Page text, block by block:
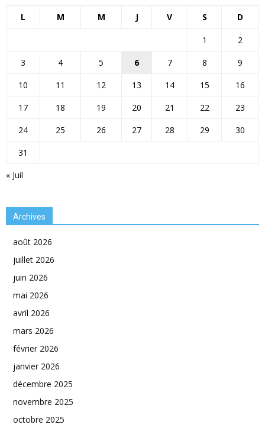
L M M J V S D
« Juil
1
2
3
4 5 6 7 8
9
10
11 12 13 14 15
16
17
18 19 20 21 22
23
24
25 26 27 28 29
30
31
Archives
août 2026
juillet 2026
juin 2026
mai 2026
avril 2026
mars 2026
février 2026
janvier 2026
décembre 2025
novembre 2025
octobre 2025